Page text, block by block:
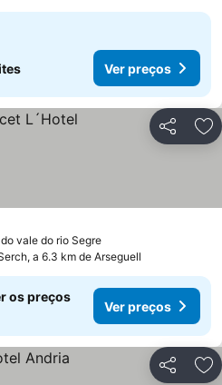
Ver preços
Partilhar
vale do rio Segre
a 6.3 km de Arseguell
os preços
Ver preços
Partilhar